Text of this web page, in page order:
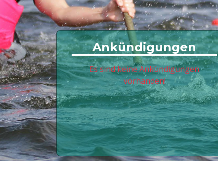
Ankündigungen
Es sind keine Ankündigungen
vorhanden!